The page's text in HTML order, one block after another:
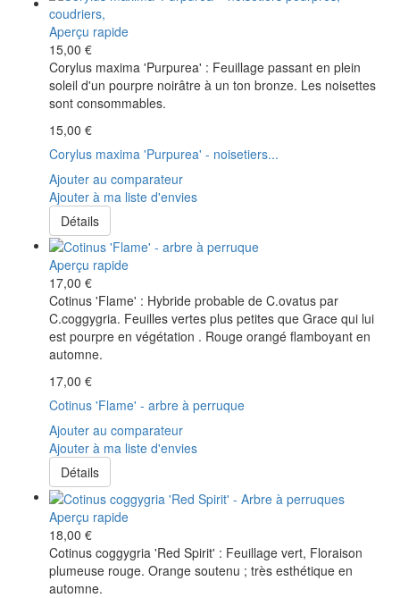
Aperçu rapide
15,00 €
Corylus maxima 'Purpurea' : Feuillage passant en plein
soleil d'un pourpre noirâtre à un ton bronze. Les noisettes
sont consommables.
15,00 €
Corylus maxima 'Purpurea' - noisetiers...
Ajouter au comparateur
Ajouter à ma liste d'envies
Détails
Aperçu rapide
17,00 €
Cotinus 'Flame' : Hybride probable de C.ovatus par
C.coggygria. Feuilles vertes plus petites que Grace qui lui
est pourpre en végétation . Rouge orangé flamboyant en
automne.
17,00 €
Cotinus 'Flame' - arbre à perruque
Ajouter au comparateur
Ajouter à ma liste d'envies
Détails
Aperçu rapide
18,00 €
Cotinus coggygria 'Red Spirit' : Feuillage vert, Floraison
plumeuse rouge. Orange soutenu ; très esthétique en
automne.